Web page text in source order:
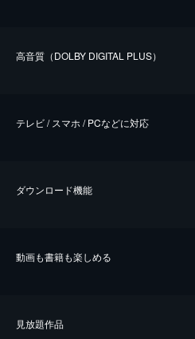
⾼⾳質（DOLBY DIGITAL PLUS）
テレビ / スマホ / PCなどに対応
ダウンロード機能
動画も書籍も楽しめる
⾒放題作品